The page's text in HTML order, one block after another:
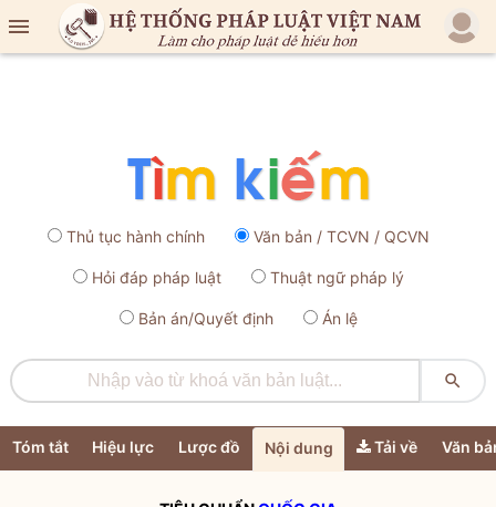

Thủ tục hành chính Văn bản / TCVN / QCVN
Hỏi đáp pháp luật Thuật ngữ pháp lý
Bản án/Quyết định Án lệ

Tóm tắt Hiệu lực Lược đồ Nội dung Tải về Văn